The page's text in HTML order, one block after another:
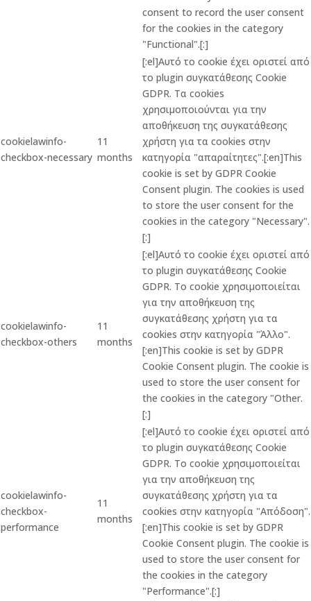
consent to record the user consent
for the cookies in the category
"Functional".[:]
cookielawinfo-
checkbox-necessary
11
months
[:el]Αυτό το cookie έχει οριστεί από
το plugin συγκατάθεσης Cookie
GDPR. Τα cookies
χρησιμοποιούνται για την
αποθήκευση της συγκατάθεσης
χρήστη για τα cookies στην
κατηγορία "απαραίτητες".[:en]This
cookie is set by GDPR Cookie
Consent plugin. The cookies is used
to store the user consent for the
cookies in the category "Necessary".
[:]
cookielawinfo-
checkbox-others
11
months
[:el]Αυτό το cookie έχει οριστεί από
το plugin συγκατάθεσης Cookie
GDPR. Το cookie χρησιμοποιείται
για την αποθήκευση της
συγκατάθεσης χρήστη για τα
cookies στην κατηγορία "Άλλο".
[:en]This cookie is set by GDPR
Cookie Consent plugin. The cookie is
used to store the user consent for
the cookies in the category "Other.
[:]
cookielawinfo-
checkbox-
performance
11
months
[:el]Αυτό το cookie έχει οριστεί από
το plugin συγκατάθεσης Cookie
GDPR. Το cookie χρησιμοποιείται
για την αποθήκευση της
συγκατάθεσης χρήστη για τα
cookies στην κατηγορία "Απόδοση".
[:en]This cookie is set by GDPR
Cookie Consent plugin. The cookie is
used to store the user consent for
the cookies in the category
"Performance".[:]